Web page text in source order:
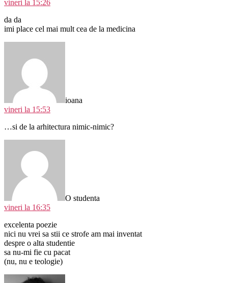
vineri la 15:26
da da
imi place cel mai mult cea de la medicina
ioana
vineri la 15:53
…si de la arhitectura nimic-nimic?
O studenta
vineri la 16:35
excelenta poezie
nici nu vrei sa stii ce strofe am mai inventat
despre o alta studentie
sa nu-mi fie cu pacat
(nu, nu e teologie)